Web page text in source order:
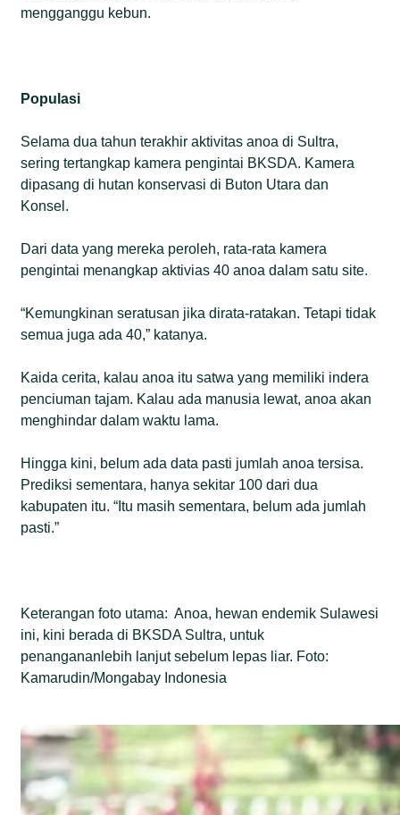
mengganggu kebun.
Populasi
Selama dua tahun terakhir aktivitas anoa di Sultra,
sering tertangkap kamera pengintai BKSDA. Kamera
dipasang di hutan konservasi di Buton Utara dan
Konsel.
Dari data yang mereka peroleh, rata-rata kamera
pengintai menangkap aktivias 40 anoa dalam satu site.
“Kemungkinan seratusan jika dirata-ratakan. Tetapi tidak
semua juga ada 40,” katanya.
Kaida cerita, kalau anoa itu satwa yang memiliki indera
penciuman tajam. Kalau ada manusia lewat, anoa akan
menghindar dalam waktu lama.
Hingga kini, belum ada data pasti jumlah anoa tersisa.
Prediksi sementara, hanya sekitar 100 dari dua
kabupaten itu. “Itu masih sementara, belum ada jumlah
pasti.”
Keterangan foto utama: Anoa, hewan endemik Sulawesi
ini, kini berada di BKSDA Sultra, untuk
penangananlebih lanjut sebelum lepas liar. Foto:
Kamarudin/Mongabay Indonesia